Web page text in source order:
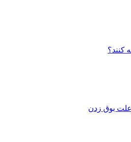
کنند؟
بوق زدن